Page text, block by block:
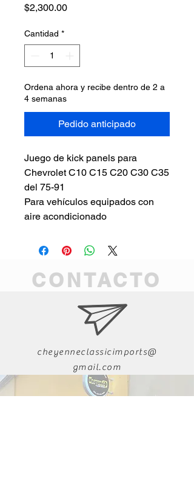
$2,300.00Precio
Cantidad *
Ordena ahora y recibe dentro de 2 a
4 semanas
Pedido anticipado
Juego de kick panels para
Chevrolet C10 C15 C20 C30 C35
del 75-91
Para vehículos equipados con
aire acondicionado
CONTACTO
cheyenneclassicimports@
gmail.com